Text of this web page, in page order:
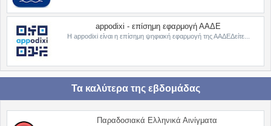
appodixi - επίσημη εφαρμογή ΑΑΔΕ
Η appodixi είναι η επίσημη ψηφιακή εφαρμογή της ΑΑΔΕΔείτε...
Τα καλύτερα της εβδομάδας
Παραδοσιακά Ελληνικά Αινίγματα